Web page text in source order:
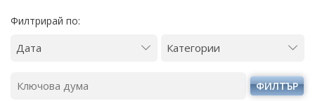
Филтрирай по:
ФИЛТЪР